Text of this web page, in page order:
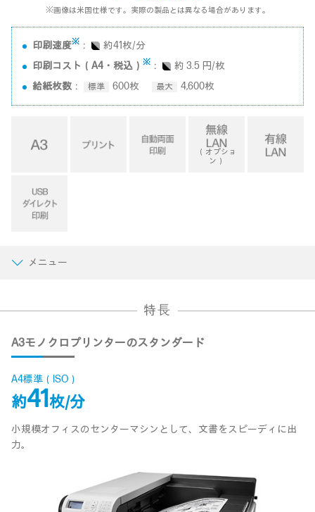
※画像は米国仕様です。実際の製品とは異なる場合があります。
印刷速度※ ：
約41枚/分
印刷コスト（A4・税込） ※ ：
約 3.5 円/枚
給紙枚数 ： 600枚 4,600枚
（オプショ
ン）
メニュー
特⻑
A3モノクロプリンターのスタンダード
A4標準（ISO）
約41枚/分
小規模オフィスのセンターマシンとして、文書をスピーディに出
力。